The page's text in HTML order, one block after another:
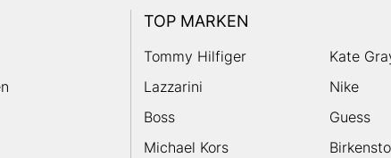
TOP MARKEN
Tommy Hilfiger Kate
Lazzarini
Nike
Boss
Guess
Michael Kors